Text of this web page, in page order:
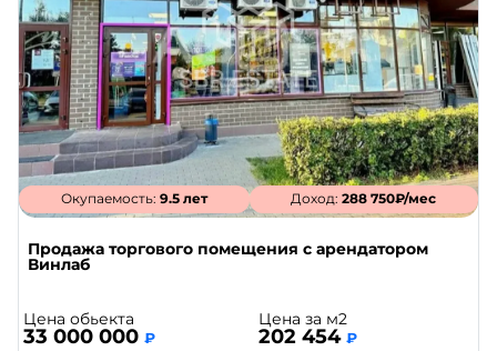
Окупаемость: 9.5 лет Доход:288 750₽/мес
Продажа торгового помещения с арендатором
Винлаб
Цена обьекта
33 000 000 ₽
Цена за м2
202 454 ₽